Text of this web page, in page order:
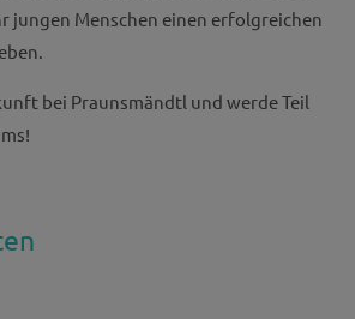
jungen Menschen einen erfolgreichen
bei Praunsmändtl und werde Teil